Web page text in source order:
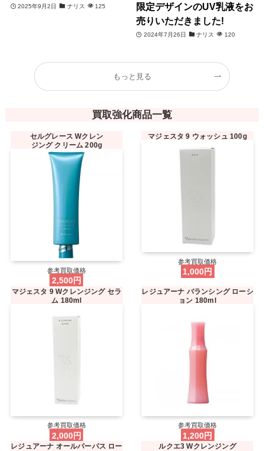
2025年9月2日 ナリス 125
限定デザインのUV乳液をお
売りいただきました!
2024年7月26日 ナリス 120
もっと見る
買取強化商品一覧
セルグレース Wクレン
ジング クリーム 200g
参考買取価格
2,500円
マジェスタ 9 ウォッシュ 100g
参考買取価格
1,000円
マジェスタ 9 Wクレンジング セラ
ム 180ml
参考買取価格
2,000円
レジュアーナ バランシング ローシ
ョン 180ml
参考買取価格
1,200円
レジュアーナ オールパーパス ロー ルクエ3 Wクレンジング